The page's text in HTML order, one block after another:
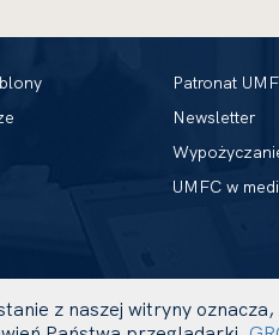
Patronat
Newsletter
UMFC w
z naszej witryny